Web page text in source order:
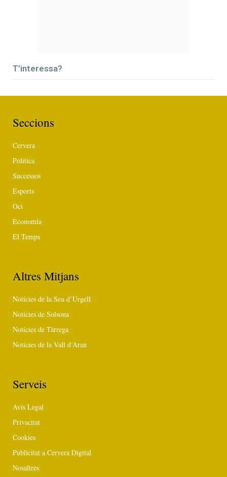
T’interessa?
Seccions
Cervera
Política
Successos
Esports
Oci
Economia
El Temps
Altres Mitjans
Notícies de la Seu d’Urgell
Notícies de Solsona
Notícies de Tàrrega
Notícies de la Vall d’Aran
Serveis
Avís Legal
Privacitat
Cookies
Publicitat a Cervera Digital
Nosaltres